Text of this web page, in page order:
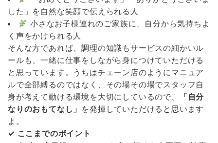
した」を自然な笑顔で伝えられる人
小さなお子様連れのご家族に、自分から気持ちよ
く声をかけられる人
そんな方であれば、調理の知識もサービスの細かいル
ールも、一緒に仕事をしながら身につけていただける
と思っています。うちはチェーン店のようにマニュア
ルで全部縛るのではなく、その場その場でスタッフ自
身が考えて動ける環境を大切にしているので、
「自分
なりのおもてなし」 を発揮していただけると思います
よ。
✓ ここまでのポイント